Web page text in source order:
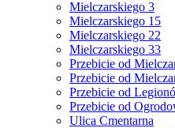
Mielczarskiego 3
Mielczarskiego 15
Mielczarskiego 22
Mielczarskiego 33
Przebicie od
Przebicie od
Przebicie od
Przebicie od
Ulica Cmentarna